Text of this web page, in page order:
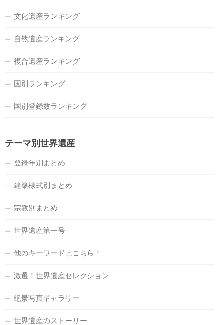
文化遺産ランキング
自然遺産ランキング
複合遺産ランキング
国別ランキング
国別登録数ランキング
テーマ別世界遺産
登録年別まとめ
建築様式別まとめ
宗教別まとめ
世界遺産第一号
他のキーワードはこちら！
激選！世界遺産セレクション
絶景写真ギャラリー
世界遺産のストーリー